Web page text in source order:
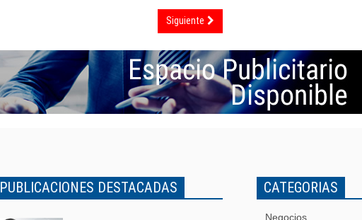
Siguiente
PUBLICACIONES DESTACADAS CATEGORIAS
Negocios